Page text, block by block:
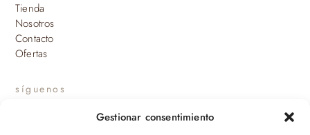
Gestionar consentimiento
Tienda
Nosotros
Contacto
Ofertas
síguenos